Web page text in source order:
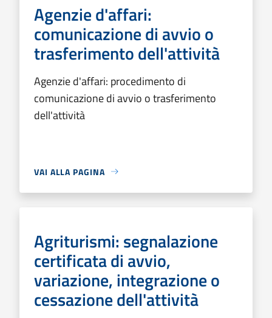
Agenzie d'affari:
comunicazione di avvio o
trasferimento dell'attività
Agenzie d'affari: procedimento di
comunicazione di avvio o trasferimento
dell'attività
VAI ALLA PAGINA
Agriturismi: segnalazione
certificata di avvio,
variazione, integrazione o
cessazione dell'attività